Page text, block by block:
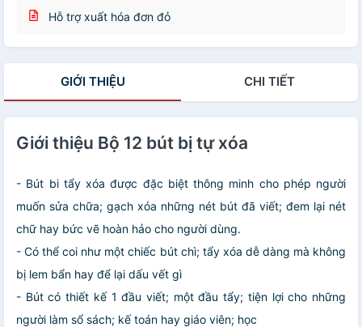
Hỗ trợ xuất hóa đơn đỏ
GIỚI THIỆU CHI TIẾT
Giới thiệu Bộ 12 bút bị tự xóa
- Bút bi tẩy xóa được đặc biệt thông minh cho phép người
muốn sửa chữa; gạch xóa những nét bút đã viết; đem lại nét
chữ hay bức vẽ hoàn hảo cho người dùng.
- Có thể coi như một chiếc bút chì; tẩy xóa dễ dàng mà không
bị lem bẩn hay để lại dấu vết gì
- Bút có thiết kế 1 đầu viết; một đầu tẩy; tiện lợi cho những
người làm sổ sách; kế toán hay giáo viên; học